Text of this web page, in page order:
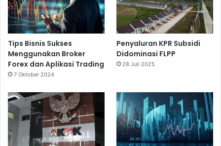
Tips Bisnis Sukses
Menggunakan Broker
Forex dan Aplikasi Trading
7 Oktober 2024
Penyaluran KPR Subsidi
Didominasi FLPP
28 Juli 2025